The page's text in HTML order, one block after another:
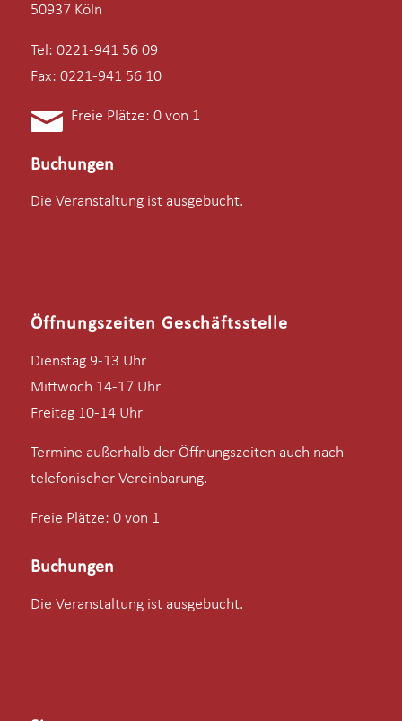
50937 Köln
Tel: 0221-941 56 09
Fax: 0221-941 56 10
Freie Plätze: 0 von 1
Buchungen
Die Veranstaltung ist ausgebucht.
Öffnungszeiten Geschäftsstelle
Dienstag 9-13 Uhr
Mittwoch 14-17 Uhr
Freitag 10-14 Uhr
Termine außerhalb der Öffnungszeiten auch nach
telefonischer Vereinbarung.
Freie Plätze: 0 von 1
Buchungen
Die Veranstaltung ist ausgebucht.